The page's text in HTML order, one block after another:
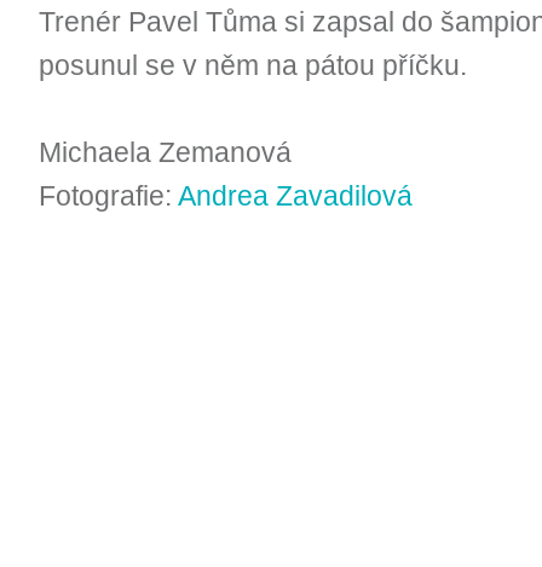
Trenér Pavel Tůma si zapsal do
posunul se v něm na pátou příčku.
Michaela Zemanová
Fotografie: Andrea Zavadilová